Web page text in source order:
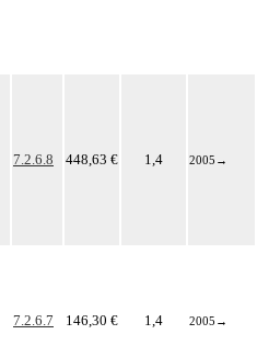
7.2.6.8 448,63 € 1,4 2005 →
7.2.6.7 146,30 € 1,4 2005 →